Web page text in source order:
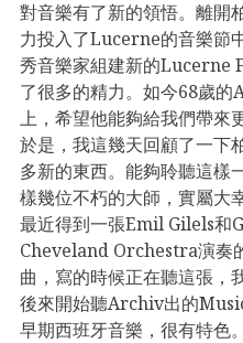
對音樂有了新的領悟。離開
力投入了Lucerne的音樂節
秀音樂家組建新的Lucerne
了很多的精力。如今68歲
上，希望他能夠給我們帶來
於是，我這幾天回顧了一下
多新的東西。能夠聆聽這樣
樣幾位不朽的大師，實屬大
最近得到一張Emil Gilels和
Cheveland Orchestra演奏
曲，寫的時候正在聽這張，
後來開始聽Archiv出的
早期西班牙音樂，很有特色。